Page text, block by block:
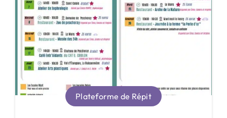
Plateforme de Répit